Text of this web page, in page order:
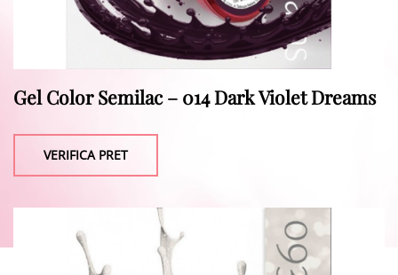
Gel Color Semilac – 014 Dark Violet Dreams
VERIFICA PRET